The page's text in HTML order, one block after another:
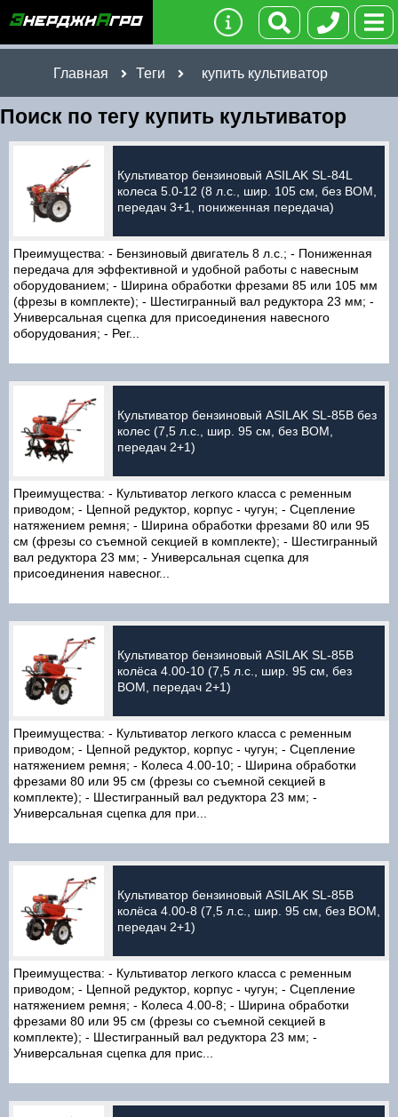
Главная Теги купить культиватор
Поиск по тегу купить культиватор
Культиватор бензиновый ASILAK SL-84L
колеса 5.0-12 (8 л.с., шир. 105 см, без ВОМ,
передач 3+1, пониженная передача)
Преимущества: - Бензиновый двигатель 8 л.с.; - Пониженная
передача для эффективной и удобной работы с навесным
оборудованием; - Ширина обработки фрезами 85 или 105 мм
(фрезы в комплекте); - Шестигранный вал редуктора 23 мм; -
Универсальная сцепка для присоединения навесного
оборудования; - Рег...
Культиватор бензиновый ASILAK SL-85B без
колес (7,5 л.с., шир. 95 см, без ВОМ,
передач 2+1)
Преимущества: - Культиватор легкого класса с ременным
приводом; - Цепной редуктор, корпус - чугун; - Сцепление
натяжением ремня; - Ширина обработки фрезами 80 или 95
см (фрезы со съемной секцией в комплекте); - Шестигранный
вал редуктора 23 мм; - Универсальная сцепка для
присоединения навесног...
Культиватор бензиновый ASILAK SL-85B
колёса 4.00-10 (7,5 л.с., шир. 95 см, без
ВОМ, передач 2+1)
Преимущества: - Культиватор легкого класса с ременным
приводом; - Цепной редуктор, корпус - чугун; - Сцепление
натяжением ремня; - Колеса 4.00-10; - Ширина обработки
фрезами 80 или 95 см (фрезы со съемной секцией в
комплекте); - Шестигранный вал редуктора 23 мм; -
Универсальная сцепка для при...
Культиватор бензиновый ASILAK SL-85B
колёса 4.00-8 (7,5 л.с., шир. 95 см, без ВОМ,
передач 2+1)
Преимущества: - Культиватор легкого класса с ременным
приводом; - Цепной редуктор, корпус - чугун; - Сцепление
натяжением ремня; - Колеса 4.00-8; - Ширина обработки
фрезами 80 или 95 см (фрезы со съемной секцией в
комплекте); - Шестигранный вал редуктора 23 мм; -
Универсальная сцепка для прис...